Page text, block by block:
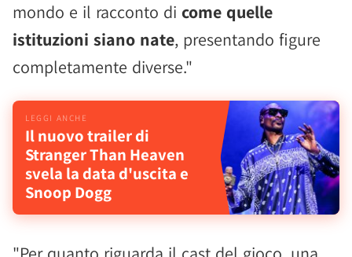
mondo e il racconto di come quelle
istituzioni siano nate, presentando figure
completamente diverse."
Il nuovo trailer di
Stranger Than Heaven
svela la data d'uscita e
Snoop Dogg